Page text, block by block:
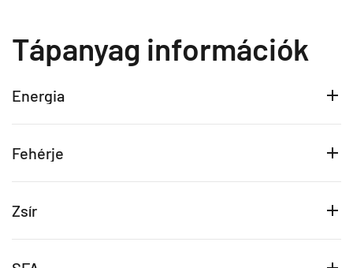
Tápanyag információk
Energia
Fehérje
Zsír